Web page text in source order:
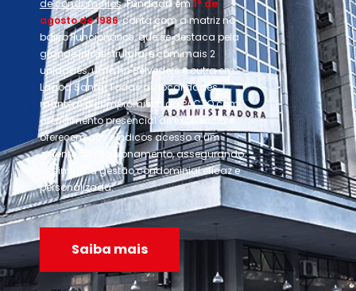
de condomínios. Fundada em1º de
agosto de 1986, conta com a matriz no
bairro Funcionários, que se destaca pela
grande infraestrutura, e com mais 2
unidades, uma no Belvedere e outra em
Lagoa Santa. Todas as localidades
mantêm o compromisso da PACTO com
atendimento presencial de excelência e
oferecem aos síndicos acesso a um
gerente de relacionamento, assegurando
assim uma gestão condominial eficaz e
personalizada.
Saiba mais